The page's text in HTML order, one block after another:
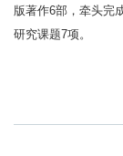
版著作6部，牵头完
研究课题7项。